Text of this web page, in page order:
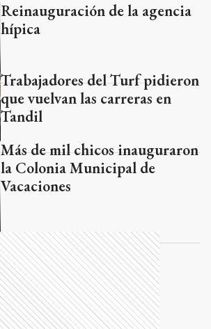
Reinauguración de la agencia
hípica
Trabajadores del Turf pidieron
que vuelvan las carreras en
Tandil
Más de mil chicos inauguraron
la Colonia Municipal de
Vacaciones